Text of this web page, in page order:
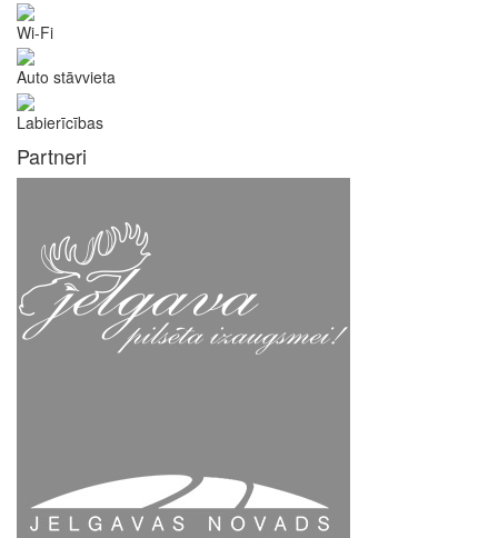
Wi-Fi
Auto stāvvieta
Labierīcības
Partneri